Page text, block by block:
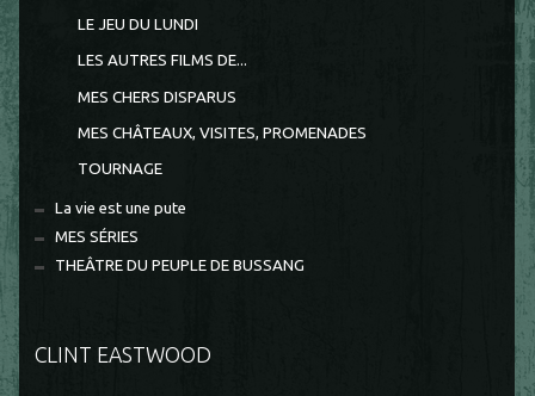
LE JEU DU LUNDI
LES AUTRES FILMS DE...
MES CHERS DISPARUS
MES CHÂTEAUX, VISITES, PROMENADES
TOURNAGE
La vie est une pute
MES SÉRIES
THEÂTRE DU PEUPLE DE BUSSANG
CLINT EASTWOOD